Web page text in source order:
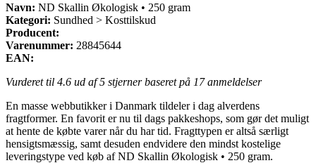
Navn: ND Skallin Økologisk • 250 gram
Kategori: Sundhed > Kosttilskud
Producent:
Varenummer: 28845644
EAN:
Vurderet til 4.6 ud af 5 stjerner baseret på 17anmeldelser
En masse webbutikker i Danmark tildeler i dag alverdens
fragtformer. En favorit er nu til dags pakkeshops, som gør det muligt
at hente de købte varer når du har tid. Fragttypen er altså særligt
hensigtsmæssig, samt desuden endvidere den mindst kostelige
leveringstype ved køb af ND Skallin Økologisk • 250 gram.